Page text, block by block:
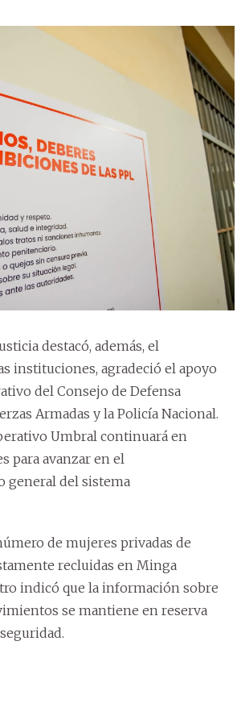
destacó, además, el
instituciones, agradeció el apoyo
del Consejo de Defensa
Armadas y la Policía Nacional.
Umbral continuará en
para avanzar en el
general del sistema
de mujeres privadas de
recluidas en Minga
indicó que la información sobre
se mantiene en reserva